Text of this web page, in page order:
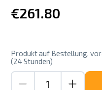
€261.80
Produkt auf Bestellung,
(24 Stunden)